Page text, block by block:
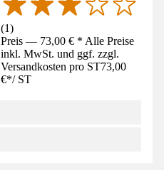
(1)
Preis — 73,00 € * Alle Preise
inkl. MwSt. und ggf. zzgl.
Versandkosten pro ST73,00
€*/ ST